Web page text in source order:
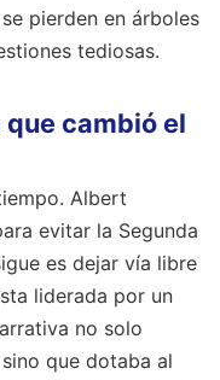
pierden en árboles
tediosas.
que cambió el
Albert
evitar la Segunda
es dejar vía libre
liderada por un
no solo
que dotaba al